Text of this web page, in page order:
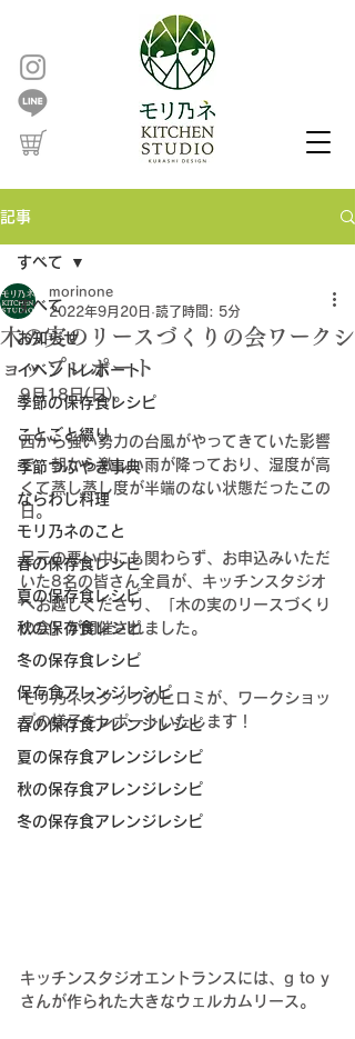
記事
すべて
お知らせ
イベントレポート
季節の保存食レシピ
ことごと綴り
季節つぶやき事典
ならわし料理
モリ乃ネのこと
春の保存食レシピ
夏の保存食レシピ
秋の保存食レシピ
冬の保存食レシピ
保存食アレンジレシピ
春の保存食アレンジレシピ
夏の保存食アレンジレシピ
秋の保存食アレンジレシピ
冬の保存食アレンジレシピ
すべて
木の実のリースづくりの会ワークシ
ョップレポート
morinone
2022年9月20日 読了時間: 5分
9月18日(日)。
西から強い勢力の台風がやってきていた影響
で、朝から激しい雨が降っており、湿度が高
くて蒸し蒸し度が半端のない状態だったこの
日。
足元の悪い中にも関わらず、お申込みいただ
いた8名の皆さん全員が、キッチンスタジオ
へお越しくださり、「木の実のリースづくり
の会」が開催されました。
モリ乃ネスタッフのヒロミが、ワークショッ
プの様子をレポートいたします！
キッチンスタジオエントランスには、g to y
さんが作られた大きなウェルカムリース。